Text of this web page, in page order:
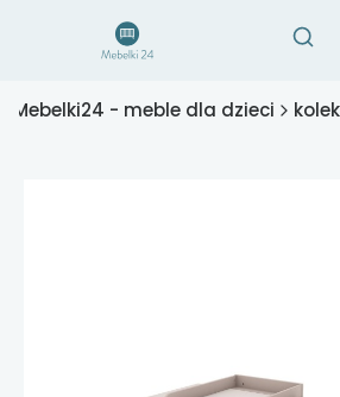
Szukaj
Mebelki24 - meble dla dzieci